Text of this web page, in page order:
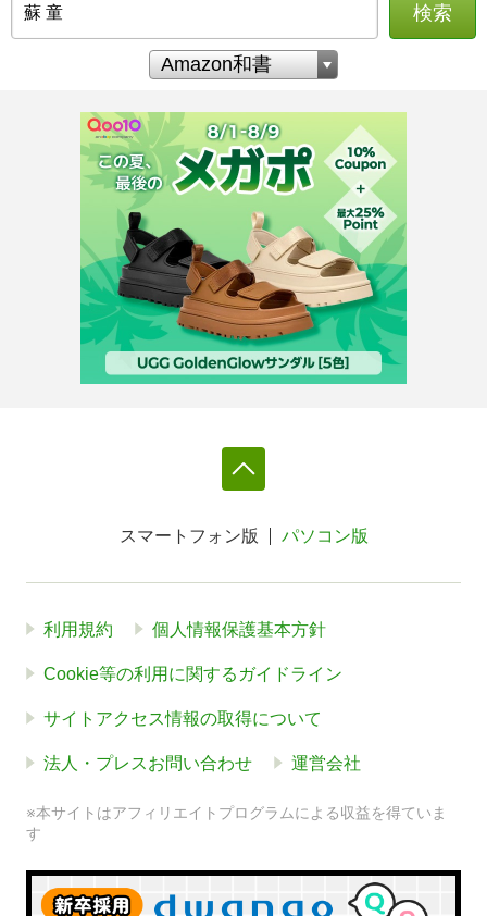
検索
スマートフォン版 パソコン版
利用規約 個人情報保護基本方針
Cookie等の利用に関するガイドライン
サイトアクセス情報の取得について
法人・プレスお問い合わせ 運営会社
※本サイトはアフィリエイトプログラムによる収益を得ていま
す